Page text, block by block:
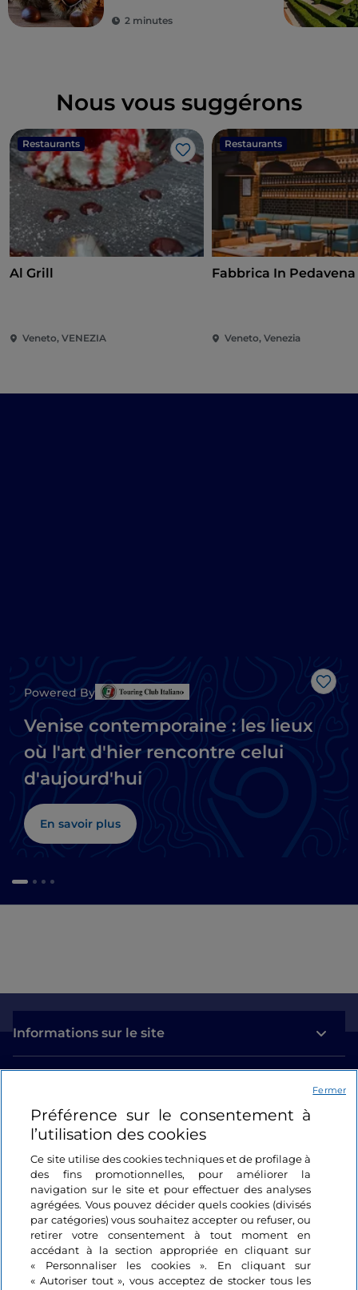
Monfenera IGP
2 minutes
Nous vous suggérons
Restaurants
J’aime
Al Grill
Veneto, VENEZIA
Restaurants
Fabbrica In
Veneto, Venezia
Powered By
Venise contemporaine : les lieux
où l'art d'hier rencontre celui
d'aujourd'hui
En savoir plus
Informations sur le site
Se connecter
Suivez-nous
Préférence sur le consentement à
l’utilisation des cookies
Ce site utilise des cookies techniques et de profilage à
des fins promotionnelles, pour améliorer la
navigation sur le site et pour effectuer des analyses
agrégées. Vous pouvez décider quels cookies (divisés
par catégories) vous souhaitez accepter ou refuser, ou
retirer votre consentement à tout moment en
accédant à la section appropriée en cliquant sur
« Personnaliser les cookies ». En cliquant sur
« Autoriser tout », vous acceptez de stocker tous les
Fermer